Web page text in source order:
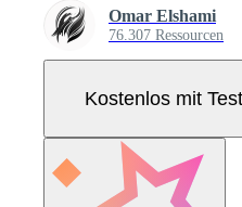
Omar Elshami
76.307 Ressourcen
Kostenlos mit